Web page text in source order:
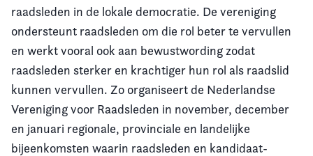
raadsleden in de lokale democratie. De vereniging
ondersteunt raadsleden om die rol beter te vervullen
en werkt vooral ook aan bewustwording zodat
raadsleden sterker en krachtiger hun rol als raadslid
kunnen vervullen. Zo organiseert de Nederlandse
Vereniging voor Raadsleden in november, december
en januari regionale, provinciale en landelijke
bijeenkomsten waarin raadsleden en kandidaat-